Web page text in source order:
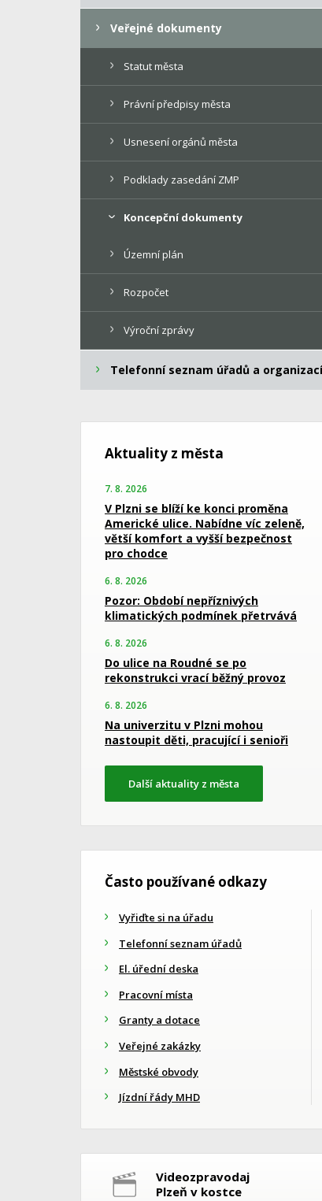
Veřejné dokumenty
Statut města
Právní předpisy města
Usnesení orgánů města
Podklady zasedání ZMP
Koncepční dokumenty
Územní plán
Rozpočet
Výroční zprávy
Telefonní seznam úřadů a organizací
Aktuality z města
7. 8. 2026
V Plzni se blíží ke konci proměna
Americké ulice. Nabídne víc zeleně,
větší komfort a vyšší bezpečnost
pro chodce
6. 8. 2026
Pozor: Období nepříznivých
klimatických podmínek přetrvává
6. 8. 2026
Do ulice na Roudné se po
rekonstrukci vrací běžný provoz
6. 8. 2026
Na univerzitu v Plzni mohou
nastoupit děti, pracující i senioři
Další aktuality z města
Často používané odkazy
Vyřiďte si na úřadu
Telefonní seznam úřadů
El. úřední deska
Pracovní místa
Granty a dotace
Veřejné zakázky
Městské obvody
Jízdní řády MHD
Videozpravodaj
Plzeň v kostce